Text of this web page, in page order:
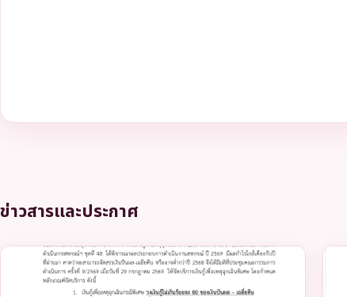
ข่าวสารและประกาศ